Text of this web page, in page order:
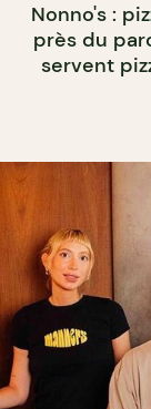
Nonno's :
près du
servent